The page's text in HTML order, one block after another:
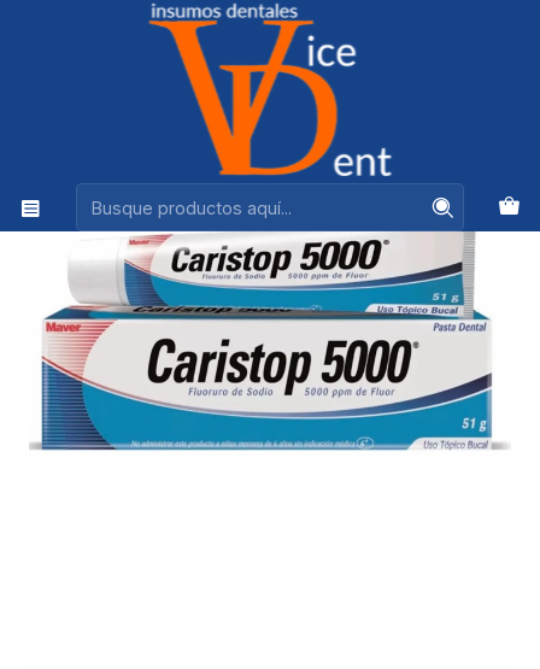
Ventas +56944575313
HIGIENE BUCAL PASTA DENTAL CARISTOP 5000